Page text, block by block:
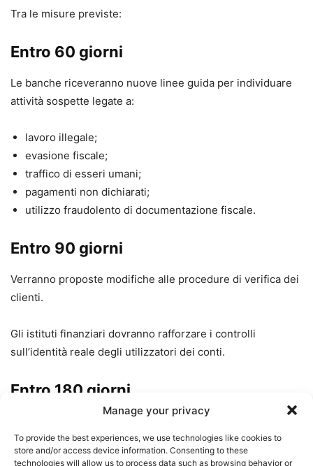
Manage your privacy
To provide the best experiences, we use technologies like cookies to
store and/or access device information. Consenting to these
technologies will allow us to process data such as browsing behavior or
Tra le misure previste:
Entro 60 giorni
Le banche riceveranno nuove linee guida per individuare
attività sospette legate a:
lavoro illegale;
evasione fiscale;
traffico di esseri umani;
pagamenti non dichiarati;
utilizzo fraudolento di documentazione fiscale.
Entro 90 giorni
Verranno proposte modifiche alle procedure di verifica dei
clienti.
Gli istituti finanziari dovranno rafforzare i controlli
sull’identità reale degli utilizzatori dei conti.
Entro 180 giorni
Saranno introdotti ulteriori strumenti per verificare
l’affidabilità dei clienti e valutare eventuali rischi collegati
allo status migratorio.